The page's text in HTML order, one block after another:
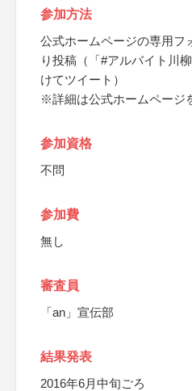
参加方法
公式ホームページの専用フ
り投稿（「#アルバイト川
けてツイート）
※詳細は公式ホームページ
参加資格
不問
参加費
無し
審査員
「an」宣伝部
結果発表
2016年6月中旬ごろ